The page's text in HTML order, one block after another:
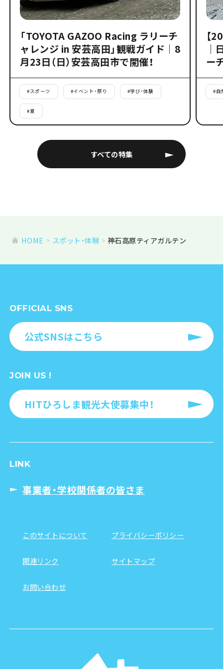
すべての特集
「TOYOTA GAZOO Racing ラリーチ
ャレンジ in 安芸高田」観戦ガイド｜8
月23日（日）安芸高田市で開催！
#スポーツ #イベント・祭り #学び・体験
#夏
【
｜
ー
#自
HOME スポット・体験 神石高原ティアガルテン
OFFICIAL SNS
公式SNSはこちら
JOIN US !
HITひろしま観光大使募集中！
LINK
事業者・学校関係者の皆さま
このサイトについて プライバシーポリシー
関連リンク サイトマップ
お問い合わせ